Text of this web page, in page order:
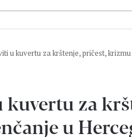
u kuvertu za krštenje, pričest,
za
u